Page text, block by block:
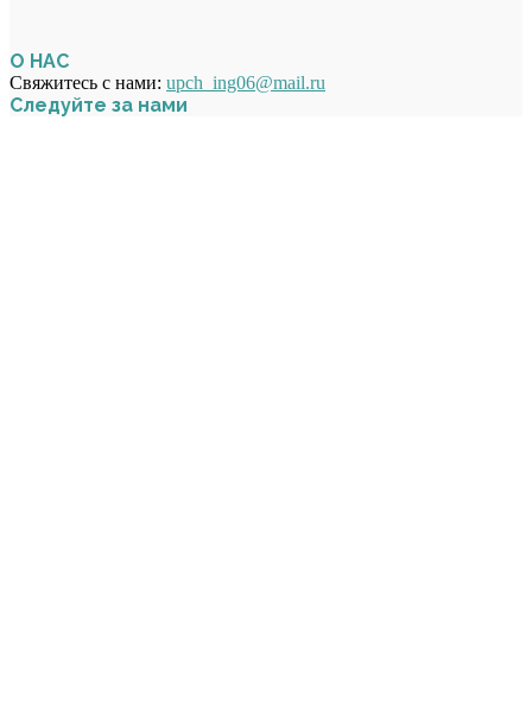
О НАС
Свяжитесь с нами: upch_ing06@mail.ru
Следуйте за нами